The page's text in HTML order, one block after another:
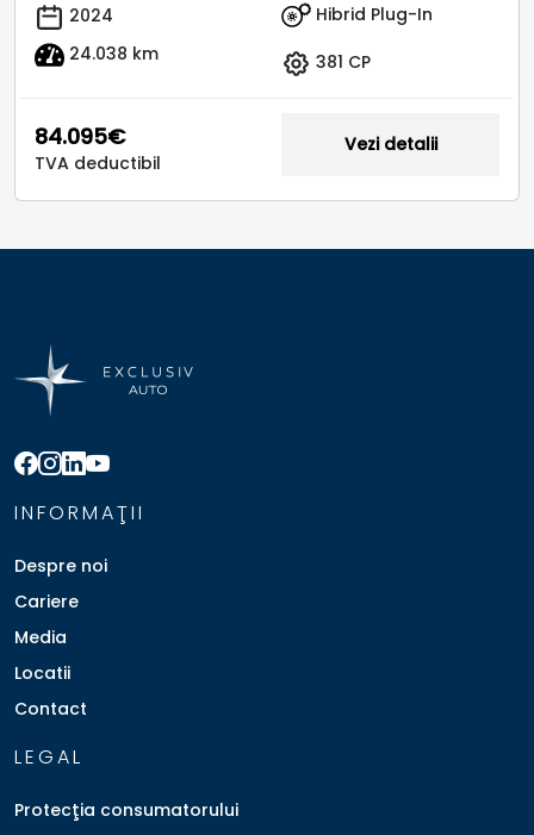
2024
24.038 km
Hibrid Plug-In
381 CP
84.095€
TVA deductibil
Vezi detalii
INFORMAŢII
Despre noi
Cariere
Media
Locatii
Contact
LEGAL
Protecţia consumatorului